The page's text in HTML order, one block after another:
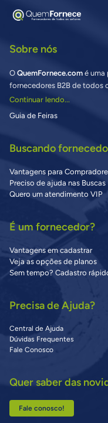
Sobre nós
O QuemFornece.com é uma
fornecedores B2B de todos
Continuar lendo...
Guia de Feiras
Buscando
Vantagens para
Preciso de ajuda nas Buscas
Quero um atendimento VIP
É um fornecedor?
Vantagens em cadastrar
Veja as opções de planos
Sem tempo? Cadastro
Precisa de Ajuda?
Central de Ajuda
Dúvidas Frequentes
Fale Conosco
Quer saber das
Fale conosco!